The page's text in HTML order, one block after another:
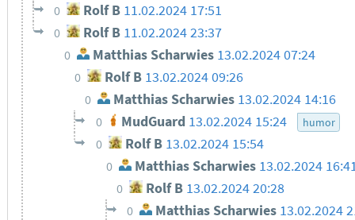
0 Rolf B 11.02.2024 17:51
0 Rolf B 11.02.2024 23:37
0 Matthias Scharwies 13.02.2024 07:24
0 Rolf B 13.02.2024 09:26
0 Matthias Scharwies 13.02.2024 14:16
0 MudGuard 13.02.2024 15:24 humor
0 Rolf B 13.02.2024 15:54
0 Matthias Scharwies 13.02.2024
0 Rolf B 13.02.2024 20:28
0 Matthias Scharwies 13.02.2024